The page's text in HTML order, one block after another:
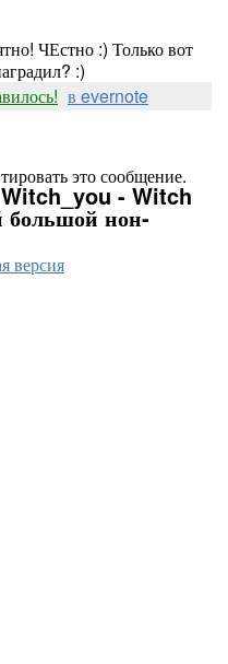
ЧЕстно :) Только вот
:)
в evernote
это сообщение.
- Witch
нон-
версия